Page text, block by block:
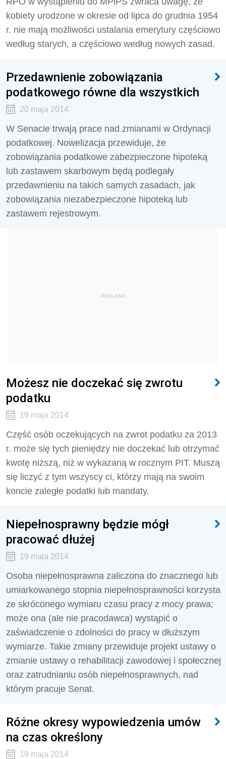
kobiety urodzone w okresie od lipca do grudnia 1954
r. nie mają możliwości ustalania emerytury częściowo
według starych, a częściowo według nowych zasad.
Przedawnienie zobowiązania
podatkowego równe dla wszystkich
20 maja 2014
W Senacie trwają prace nad zmianami w Ordynacji
podatkowej. Nowelizacja przewiduje, że
zobowiązania podatkowe zabezpieczone hipoteką
lub zastawem skarbowym będą podlegały
przedawnieniu na takich samych zasadach, jak
zobowiązania niezabezpieczone hipoteką lub
zastawem rejestrowym.
REKLAMA
Możesz nie doczekać się zwrotu
podatku
19 maja 2014
Część osób oczekujących na zwrot podatku za 2013
r. może się tych pieniędzy nie doczekać lub otrzymać
kwotę niższą, niż w wykazaną w rocznym PIT. Muszą
się liczyć z tym wszyscy ci, którzy mają na swoim
koncie zaległe podatki lub mandaty.
Niepełnosprawny będzie mógł
pracować dłużej
19 maja 2014
Osoba niepełnosprawna zaliczona do znacznego lub
umiarkowanego stopnia niepełnosprawności korzysta
ze skróconego wymiaru czasu pracy z mocy prawa;
może ona (ale nie pracodawca) wystąpić o
zaświadczenie o zdolności do pracy w dłuższym
wymiarze. Takie zmiany przewiduje projekt ustawy o
zmianie ustawy o rehabilitacji zawodowej i społecznej
oraz zatrudnianiu osób niepełnosprawnych, nad
którym pracuje Senat.
Różne okresy wypowiedzenia umów
na czas określony
19 maja 2014